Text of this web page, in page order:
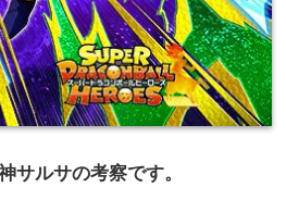
サルサの考察です。